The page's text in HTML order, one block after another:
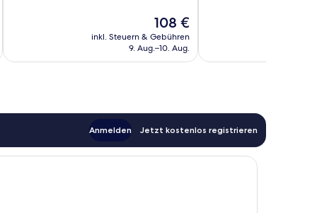
Der
Preis
beträgt
108 €
inkl. Steuern & Gebühren
9. Aug.–10. Aug.
Anmelden Jetzt kostenlos registrieren